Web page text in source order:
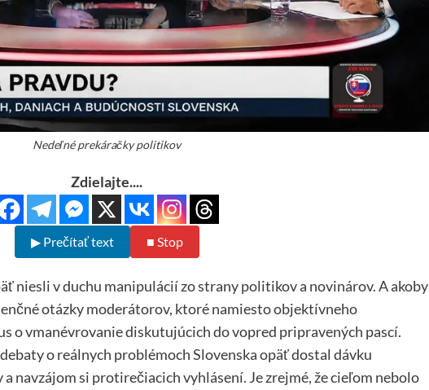
Nedeľné prekáračky politikov
Zdielajte....
▶ Prečítať text ■ Stop
niesli v duchu manipulácií zo strany politikov a novinárov. A akoby
otázky moderátorov, ktoré namiesto objektívneho
o vmanévrovanie diskutujúcich do vopred pripravených pascí.
o reálnych problémoch Slovenska opäť dostal dávku
navzájom si protirečiacich vyhlásení. Je zrejmé, že cieľom nebolo